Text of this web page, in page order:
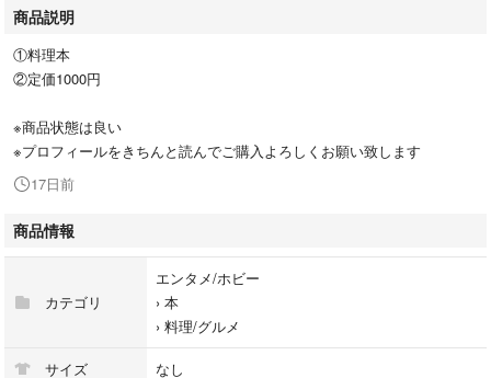
商品説明
①料理本
②定価1000円
※商品状態は良い
※プロフィールをきちんと読んでご購入よろしくお願い致します
17日前
商品情報
カテゴリ
エンタメ/ホビー
› 本
› 料理/グルメ
サイズ なし